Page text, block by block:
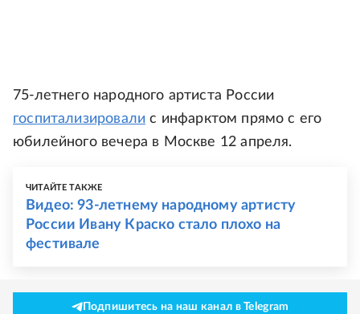
75-летнего народного артиста России
госпитализировали с инфарктом прямо с его
юбилейного вечера в Москве 12 апреля.
ЧИТАЙТЕ ТАКЖЕ
Видео: 93-летнему народному артисту
России Ивану Краско стало плохо на
фестивале
Подпишитесь на наш канал в Telegram